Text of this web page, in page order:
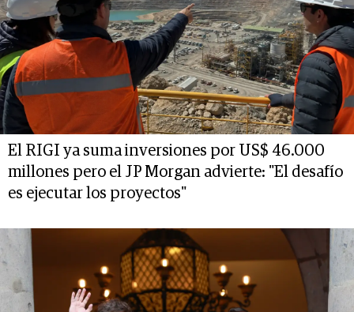
El RIGI ya suma inversiones por US$ 46.000
millones pero el JP Morgan advierte: "El desafío
es ejecutar los proyectos"